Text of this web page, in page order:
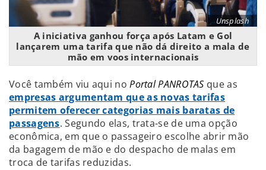
Unsplash
A iniciativa ganhou força após Latam e Gol
lançarem uma tarifa que não dá direito a mala de
mão em voos internacionais
Você também viu aqui noPortal PANROTAS que as
empresas argumentam que as novas tarifas
permitem oferecer categorias mais baratas de
passagens. Segundo elas, trata-se de uma opção
econômica, em que o passageiro escolhe abrir mão
da bagagem de mão e do despacho de malas em
troca de tarifas reduzidas.